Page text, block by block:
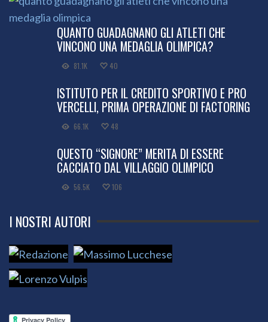
QUANTO GUADAGNANO GLI ATLETI CHE
VINCONO UNA MEDAGLIA OLIMPICA?
81.1K 40
ISTITUTO PER IL CREDITO SPORTIVO E PRO
VERCELLI, PRIMA OPERAZIONE DI FACTORING
66.1K 48
QUESTO “SIGNORE” MERITA DI ESSERE
CACCIATO DAL VILLAGGIO OLIMPICO
56.5K 106
I NOSTRI AUTORI